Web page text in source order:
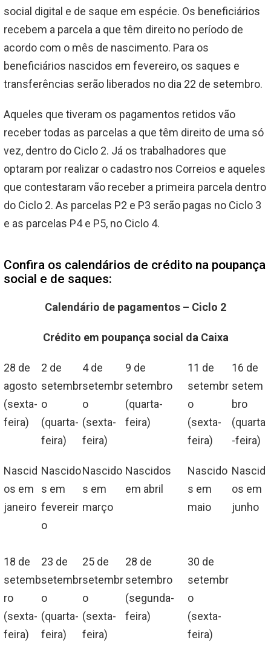
social digital e de saque em espécie. Os beneficiários
recebem a parcela a que têm direito no período de
acordo com o mês de nascimento. Para os
beneficiários nascidos em fevereiro, os saques e
transferências serão liberados no dia 22 de setembro.
Aqueles que tiveram os pagamentos retidos vão
receber todas as parcelas a que têm direito de uma só
vez, dentro do Ciclo 2. Já os trabalhadores que
optaram por realizar o cadastro nos Correios e aqueles
que contestaram vão receber a primeira parcela dentro
do Ciclo 2. As parcelas P2 e P3 serão pagas no Ciclo 3
e as parcelas P4 e P5, no Ciclo 4.
Confira os calendários de crédito na poupança
social e de saques:
Calendário de pagamentos – Ciclo 2
Crédito em poupança social da Caixa
28 de
agosto
(sexta-
feira)
2 de
setembr
o
(quarta-
feira)
4 de
setembr
o
(sexta-
feira)
9 de
setembro
(quarta-
feira)
11 de
setembr
o
(sexta-
feira)
16 de
setem
bro
(quarta
-feira)
Nascid
os em
janeiro
Nascido
s em
fevereir
o
Nascido
s em
março
Nascidos
em abril
Nascido
s em
maio
Nascid
os em
junho
18 de
setemb
ro
(sexta-
feira)
23 de
setembr
o
(quarta-
feira)
25 de
setembr
o
(sexta-
feira)
28 de
setembro
(segunda-
feira)
30 de
setembr
o
(sexta-
feira)